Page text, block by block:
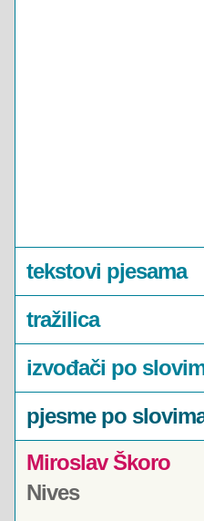
tekstovi pjesama
tražilica
izvođači po
pjesme po
Miroslav Škoro
Nives